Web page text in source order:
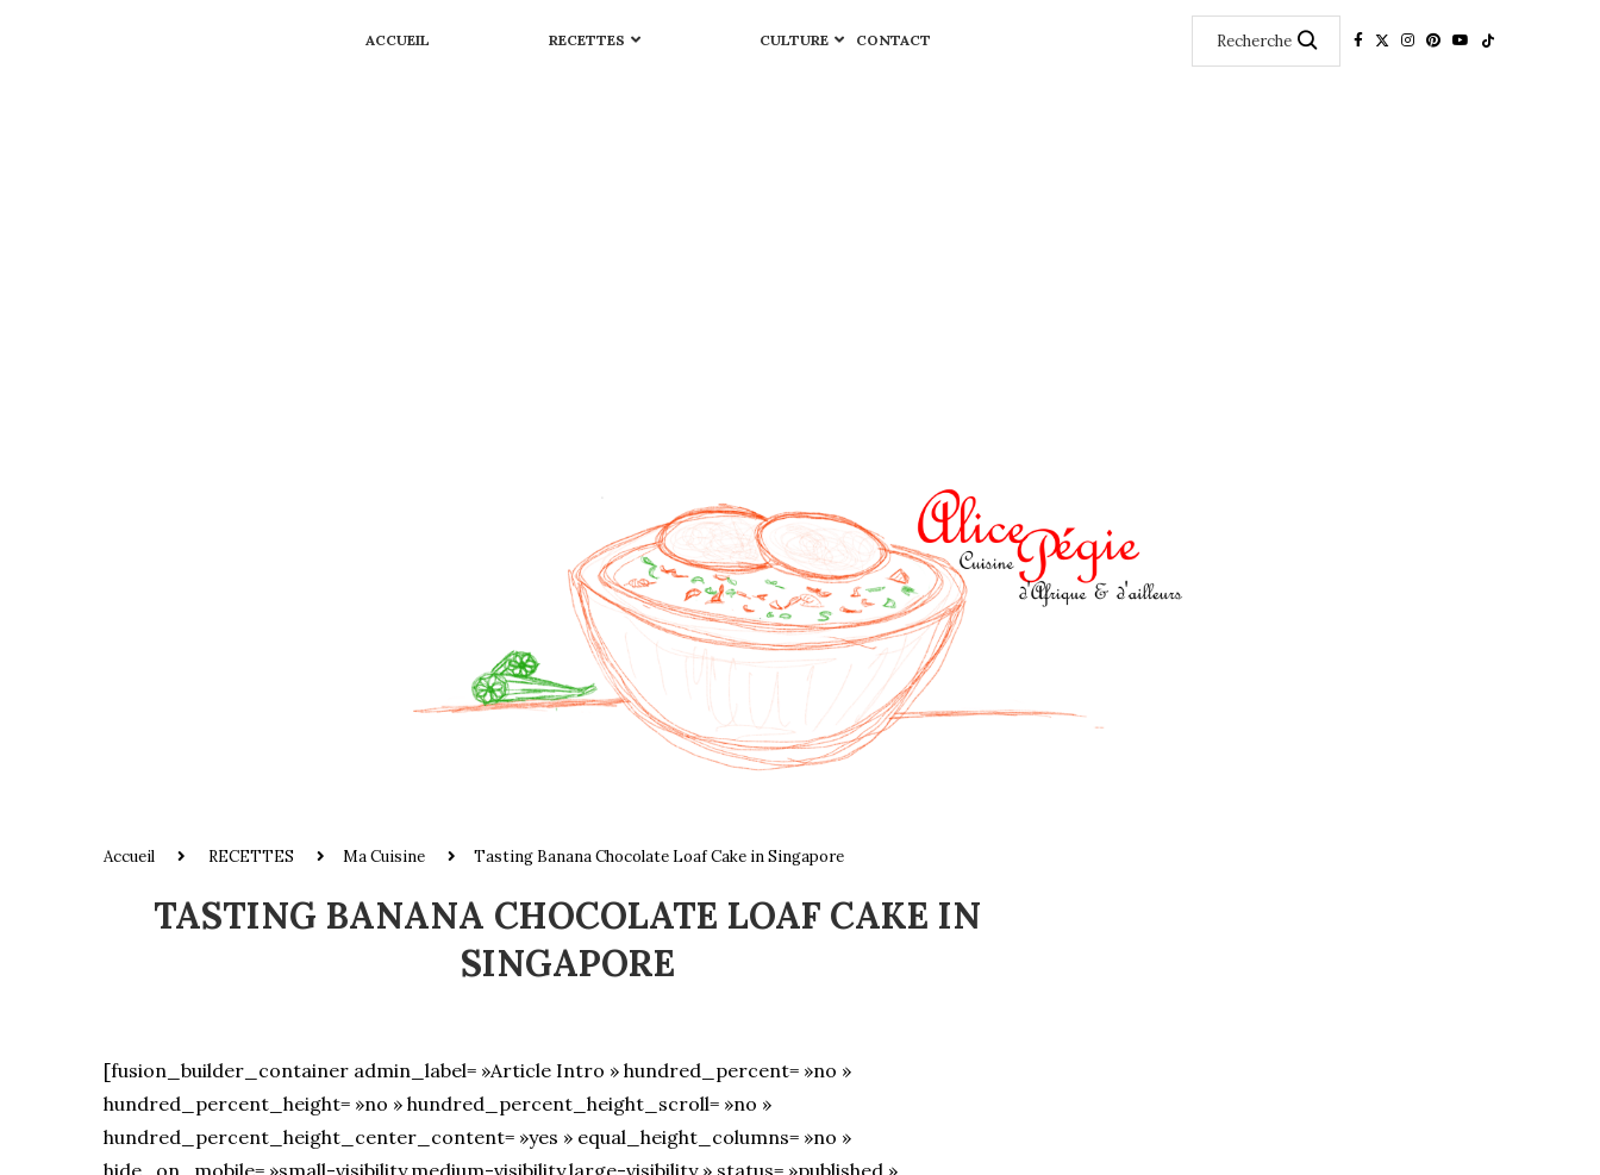
ACCUEIL RECETTES CULTURE CONTACT
Accueil RECETTES Ma Cuisine Tasting Banana Chocolate Loaf Cake in Singapore
TASTING BANANA CHOCOLATE LOAF CAKE IN
SINGAPORE
[fusion_builder_container admin_label= »Article Intro » hundred_percent= »no »
hundred_percent_height= »no » hundred_percent_height_scroll= »no »
hundred_percent_height_center_content= »yes » equal_height_columns= »no »
hide_on_mobile= »small-visibility,medium-visibility,large-visibility » status= »published »